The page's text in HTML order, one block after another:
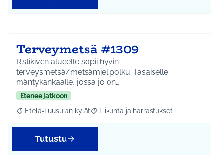
Terveymetsä #1309
Ristikiven alueelle sopii hyvin
terveysmetsä/metsämielipolku. Tasaiselle
mäntykankaalle, jossa jo on…
Etenee jatkoon
Rajaa tulokset aihepiirin mukaan: Etelä-Tuusulan kylät
Etelä-Tuusulan kylät Rajaa tulokset teeman mukaan:
Liikunta ja harrastukset
Tutustu